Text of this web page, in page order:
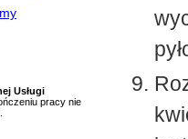
Usługi
pracy nie